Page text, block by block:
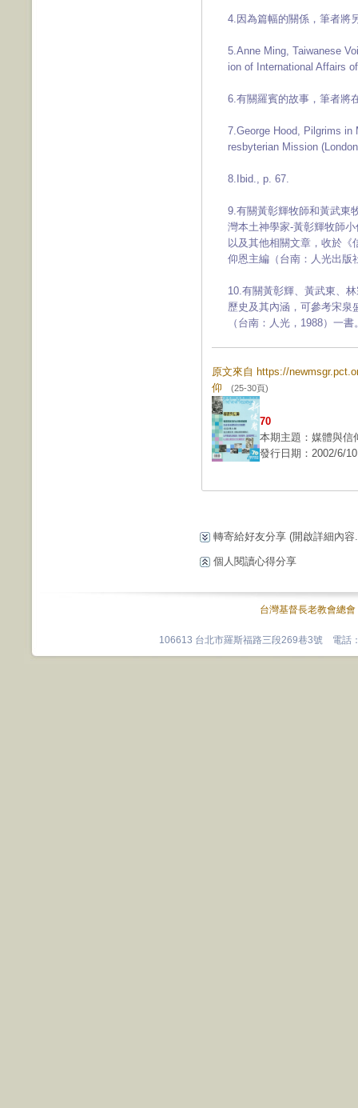
4.因為篇幅的關係，筆者將
5.Anne Ming, Taiwanese
ion of International Affairs
6.有關羅賓的故事，筆者將
7.George Hood, Pilgrims in
resbyterian Mission
8.Ibid., p. 67.
9.有關黃彰輝牧師和黃武東
灣本土神學家-黃彰輝牧師
以及其他相關文章，收於《
仰恩主編（台南：人光出版
10.有關黃彰輝、黃武東、
歷史及其內涵，可參考宋泉
（台南：人光，1988）一書
原文來自 https://
仰 (25-30頁)
70
本期主題：媒體與信
發行日期：2002/6/10
轉寄給好友分享 (開啟詳細內容
個人閱讀心得分享
台灣基督長老教會總會
106613 台北市羅斯福路三段269巷3號 電